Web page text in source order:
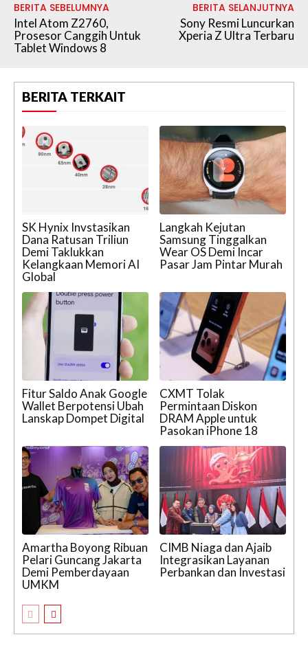
BERITA SEBELUMNYA
Intel Atom Z2760,
Prosesor Canggih Untuk
Tablet Windows 8
BERITA SELANJUTNYA
Sony Resmi Luncurkan
Xperia Z Ultra Terbaru
BERITA TERKAIT
SK Hynix Invstasikan
Dana Ratusan Triliun
Demi Taklukkan
Kelangkaan Memori AI
Global
Langkah Kejutan
Samsung Tinggalkan
Wear OS Demi Incar
Pasar Jam Pintar Murah
Fitur Saldo Anak Google
Wallet Berpotensi Ubah
Lanskap Dompet Digital
CXMT Tolak
Permintaan Diskon
DRAM Apple untuk
Pasokan iPhone 18
Amartha Boyong Ribuan
Pelari Guncang Jakarta
Demi Pemberdayaan
UMKM
CIMB Niaga dan Ajaib
Integrasikan Layanan
Perbankan dan Investasi